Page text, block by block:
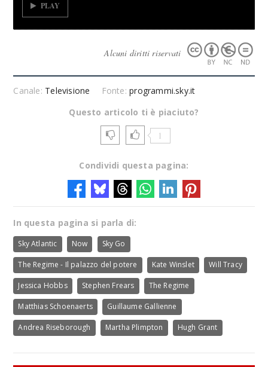
PLAY
Alcuni diritti riservati
Canale: Televisione Fonte:programmi.sky.it
Questo articolo ti è piaciuto?
1
Condividi questa pagina:
In questa pagina si parla di:
Sky Atlantic Now Sky Go
The Regime - Il palazzo del potere Kate Winslet Will Tracy
Jessica Hobbs Stephen Frears The Regime
Matthias Schoenaerts Guillaume Gallienne
Andrea Riseborough Martha Plimpton Hugh Grant